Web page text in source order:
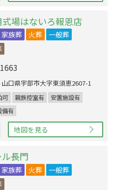
場はないろ報恩店
家族葬 火葬
一般葬
山口県宇部市大字東須恵2607-1
可 親族控室有
安置施設有
備有
地図を見る
長門
家族葬 火葬
一般葬